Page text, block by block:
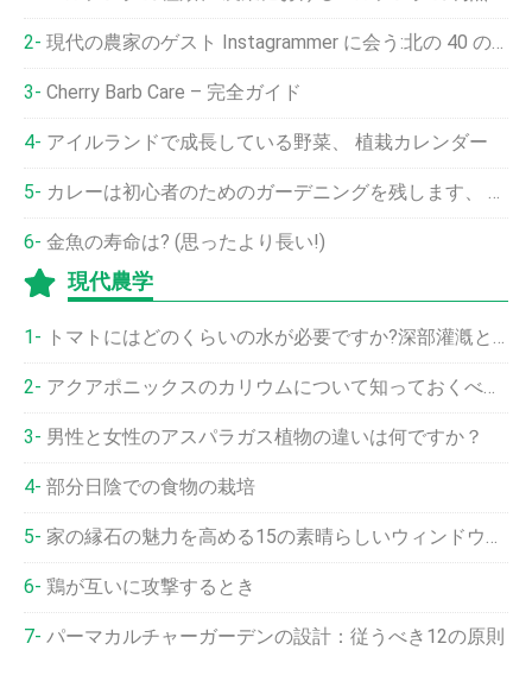
現代の農家のゲスト Instagrammer に会う:北の 40 のオイスター ファーム
Cherry Barb Care – 完全ガイド
アイルランドで成長している野菜、 植栽カレンダー
カレーは初心者のためのガーデニングを残します、 開始方法
金魚の寿命は? (思ったより長い!)
現代農学
トマトにはどのくらいの水が必要ですか?深部灌漑と頻繁な灌漑の最新ガイド
アクアポニックスのカリウムについて知っておくべき6つのこと
男性と女性のアスパラガス植物の違いは何ですか？
部分日陰での食物の栽培
家の縁石の魅力を高める15の素晴らしいウィンドウボックスのデザイン
鶏が互いに攻撃するとき
パーマカルチャーガーデンの設計：従うべき12の原則